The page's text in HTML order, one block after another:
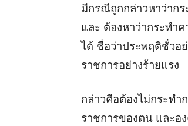
มีกรณีถูกกล่าวหาว่ากร
และ ต้องหาว่ากระทำ
ได้ ชื่อว่าประพฤติชั่วอ
ราชการอย่างร้ายแรง
กล่าวคือต้องไม่กระทำ
ราชการของตน และอ